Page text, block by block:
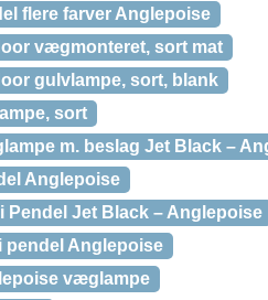
flere farver Anglepoise
vægmonteret, sort mat
gulvlampe, sort, blank
sort
m. beslag Jet Black –
Anglepoise
Pendel Jet Black – Anglepoise
pendel Anglepoise
væglampe